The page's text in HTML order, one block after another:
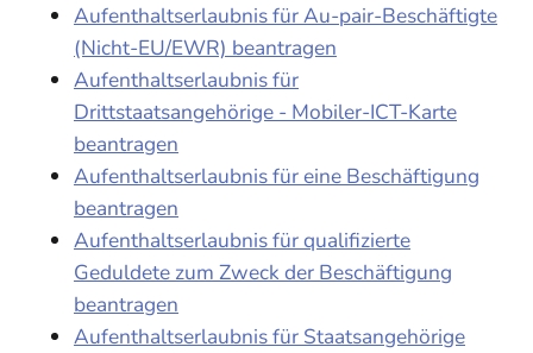
Aufenthaltserlaubnis für Au-pair-Beschäftigte
(Nicht-EU/EWR) beantragen
Aufenthaltserlaubnis für
Drittstaatsangehörige - Mobiler-ICT-Karte
beantragen
Aufenthaltserlaubnis für eine Beschäftigung
beantragen
Aufenthaltserlaubnis für qualifizierte
Geduldete zum Zweck der Beschäftigung
beantragen
Aufenthaltserlaubnis für Staatsangehörige